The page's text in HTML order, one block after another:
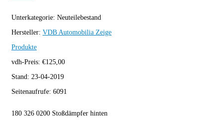
Unterkategorie: Neuteilebestand
Hersteller: VDB Automobilia Zeige
Produkte
vdh-Preis: €125,00
Stand: 23-04-2019
Seitenaufrufe: 6091
180 326 0200 Stoßdämpfer hinten